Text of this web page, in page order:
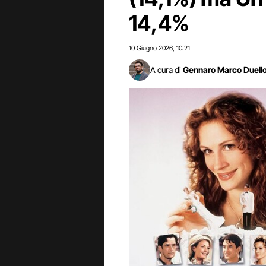
14,4%
10 Giugno 2026 10:21
A cura di Gennaro Marco